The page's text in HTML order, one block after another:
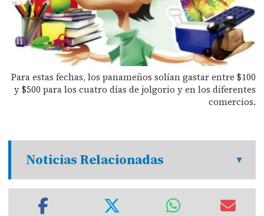
Para estas fechas, los panameños solían gastar entre $100
y $500 para los cuatro días de jolgorio y en los diferentes
comercios.
Noticias Relacionadas